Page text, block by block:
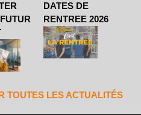
DATES DE
RENTREE 2026
TOUTES LES ACTUALITÉS